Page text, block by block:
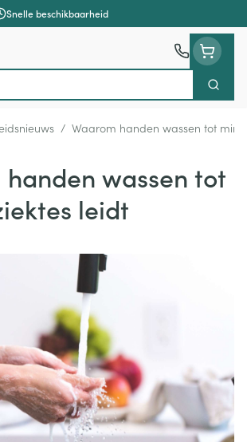
Snelle beschikbaarheid
Zoek
/ Waarom handen wassen tot
wassen tot
leidt